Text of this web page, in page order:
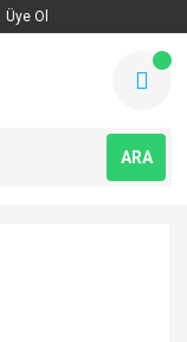
Üye Ol
ARA